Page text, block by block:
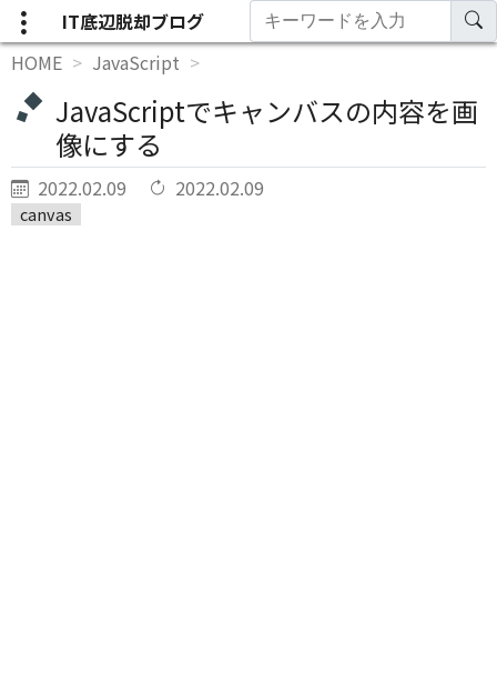
IT底辺脱却ブログ
HOME
JavaScript
JavaScriptでキャンバスの内容を画
像にする
2022.02.09 2022.02.09
canvas